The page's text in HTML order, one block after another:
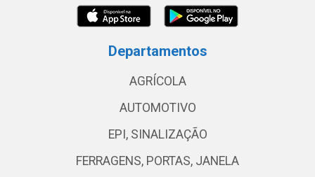
Departamentos
AGRÍCOLA
AUTOMOTIVO
EPI, SINALIZAÇÃO
FERRAGENS, PORTAS, JANELA